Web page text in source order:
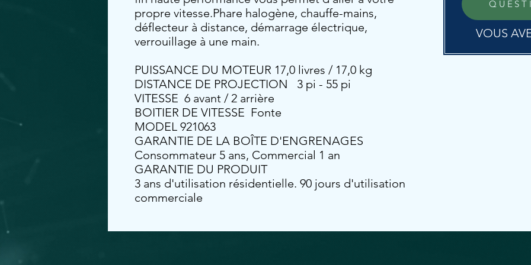
propre vitesse.Phare halogène, chauffe-mains,
déflecteur à distance, démarrage électrique,
verrouillage à une main.
PUISSANCE DU MOTEUR 17,0 livres / 17,0 kg
DISTANCE DE PROJECTION 3 pi - 55 pi
VITESSE 6 avant / 2 arrière
BOITIER DE VITESSE Fonte
MODEL 921063
GARANTIE DE LA BOÎTE D'ENGRENAGES
Consommateur 5 ans, Commercial 1 an
GARANTIE DU PRODUIT
3 ans d'utilisation résidentielle. 90 jours d'utilisation
commerciale
VOTRE
POUR LA
VOUS